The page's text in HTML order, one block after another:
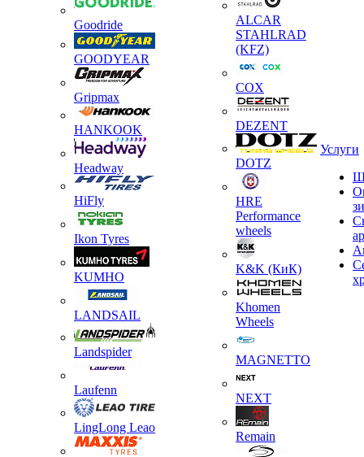
Goodride
GOODYEAR
Gripmax
HANKOOK
Headway
HiFly
Ikon Tyres
KUMHO
LANDSAIL
Landspider
Laufenn
LingLong Leao
ALCAR
STAHLRAD
(KFZ)
COX
DEZENT
DOTZ
HRE
Performance
wheels
K&K (КиК)
Khomen
Wheels
MAGNETTO
NEXT
Remain
Услуги